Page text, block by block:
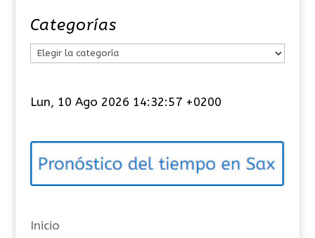
Categorías
e
o
í
s
Lun, 10 Ago 2026 14:32:58 +0200
Inicio